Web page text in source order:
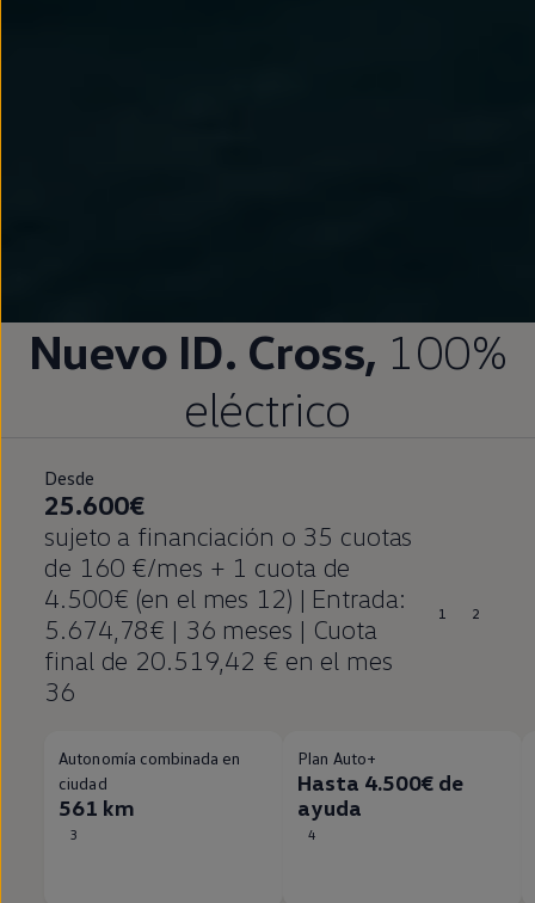
Nuevo ID. Cross, 100%
eléctrico
Desde
25.600€
sujeto a financiación o 35 cuotas
de 160 €/mes + 1 cuota de
4.500€ (en el mes 12) | Entrada:
5.674,78€ | 36 meses | Cuota
final de 20.519,42 € en el mes
36
1 2
Autonomía combinada en
ciudad
561 km
3
Plan Auto+
Hasta 4.500€ de
ayuda
4